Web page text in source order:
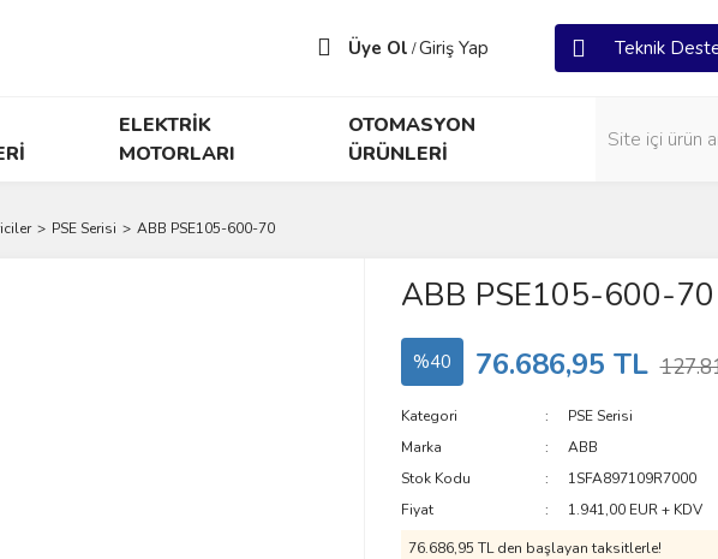
Üye Ol /Giriş Yap Teknik
ELEKTRİK
MOTORLARI
OTOMASYON
ÜRÜNLERİ
PSE Serisi ABB PSE105-600-70
ABB PSE105-600-70
%40 76.686,95 TL
Kategori
PSE Serisi
Marka
ABB
Stok Kodu
1SFA897109R7000
Fiyat
1.941,00 EUR + KDV
76.686,95 TL den başlayan taksitlerle!